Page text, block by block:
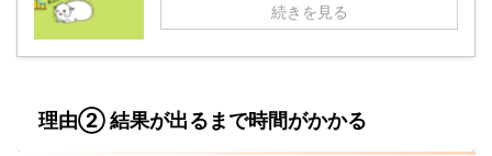
続きを見る
理由② 結果が出るまで時間がかかる